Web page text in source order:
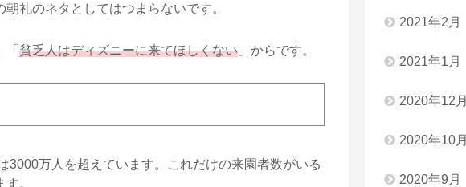
礼のネタとしてはつまらないです。
貧乏人はディズニーに来てほしくない 」からです。
3000万人を超えています。これだけの来園者数がいる
。
2021年2月
2021年1月
2020年12月
2020年10月
2020年9月